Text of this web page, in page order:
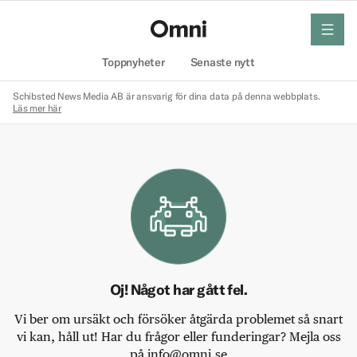
Toppnyheter Senaste nytt
meny
Schibsted News Media AB är ansvarig för dina data på denna webbplats.
Läs mer här
Oj! Något har gått fel.
Vi ber om ursäkt och försöker åtgärda problemet så snart
vi kan, håll ut! Har du frågor eller funderingar? Mejla oss